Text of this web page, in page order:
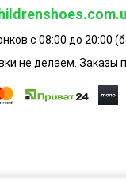
с 08:00 до 20:00
не делаем. Заказы